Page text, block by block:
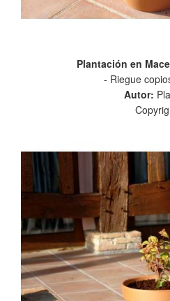
Plantación en
- Riegue
Autor: